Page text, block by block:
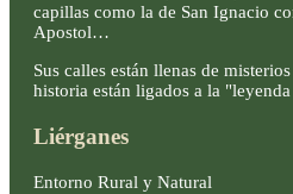
capillas como la de San Ignacio
Apostol…
Sus calles están llenas de
historia están ligados a la
Liérganes
Entorno Rural y Natural